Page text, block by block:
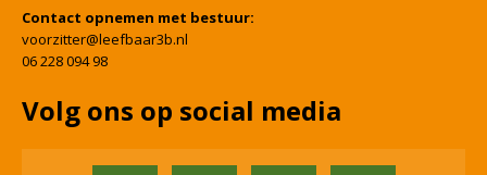
Contact opnemen met bestuur:
voorzitter@leefbaar3b.nl
06 228 094 98
Volg ons op social media